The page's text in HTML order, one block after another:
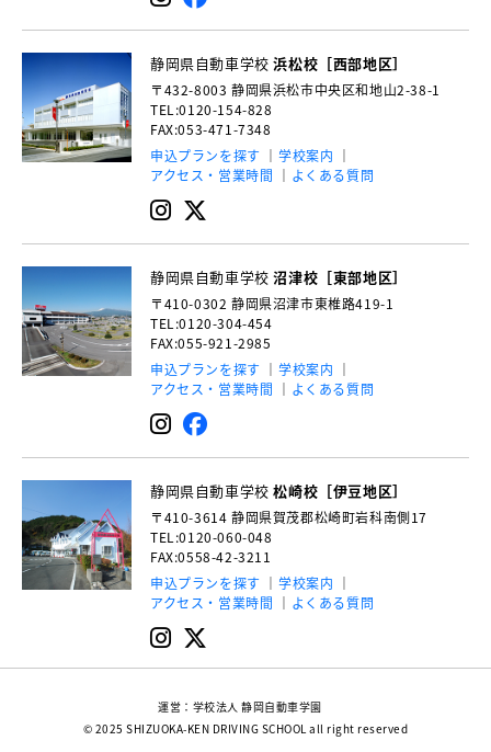
静岡県自動車学校浜松校［西部地区］
〒432-8003 静岡県浜松市中央区和地山2-38-1
TEL:0120-154-828
FAX:053-471-7348
申込プランを探す
学校案内
アクセス・営業時間
よくある質問
静岡県自動車学校沼津校［東部地区］
〒410-0302 静岡県沼津市東椎路419-1
TEL:0120-304-454
FAX:055-921-2985
申込プランを探す
学校案内
アクセス・営業時間
よくある質問
静岡県自動車学校松崎校［伊豆地区］
〒410-3614 静岡県賀茂郡松崎町岩科南側17
TEL:0120-060-048
FAX:0558-42-3211
申込プランを探す
学校案内
アクセス・営業時間
よくある質問
運営：学校法人 静岡自動車学園
© 2025 SHIZUOKA-KEN DRIVING SCHOOL all right reserved